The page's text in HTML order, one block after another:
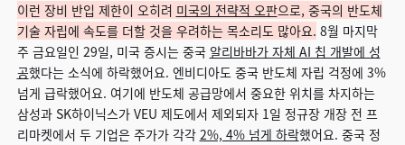
이런 장비 반입 제한이 오히려 미국의 전략적 오판으로, 중국의 반도체
기술 자립에 속도를 더할 것을 우려하는 목소리도 많아요. 8월 마지막
주 금요일인 29일, 미국 증시는 중국 알리바바가 자체 AI 칩 개발에 성
공했다는 소식에 하락했어요. 엔비디아도 중국 반도체 자립 걱정에 3%
넘게 급락했어요. 여기에 반도체 공급망에서 중요한 위치를 차지하는
삼성과 SK하이닉스가 VEU 제도에서 제외되자 1일 정규장 개장 전 프
리마켓에서 두 기업은 주가가 각각 2%, 4% 넘게 하락했어요. 중국 정